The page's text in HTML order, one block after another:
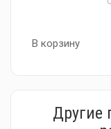
В корзину
Другие